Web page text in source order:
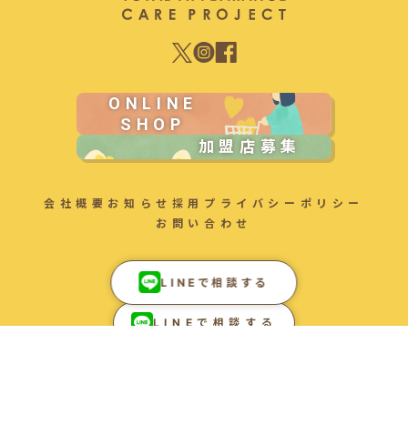
LINEで相談する
ONLINE
SHOP
加盟店募集
会社概要 お知らせ 採用 プライバシーポリシー
お問い合わせ
LINEで相談する